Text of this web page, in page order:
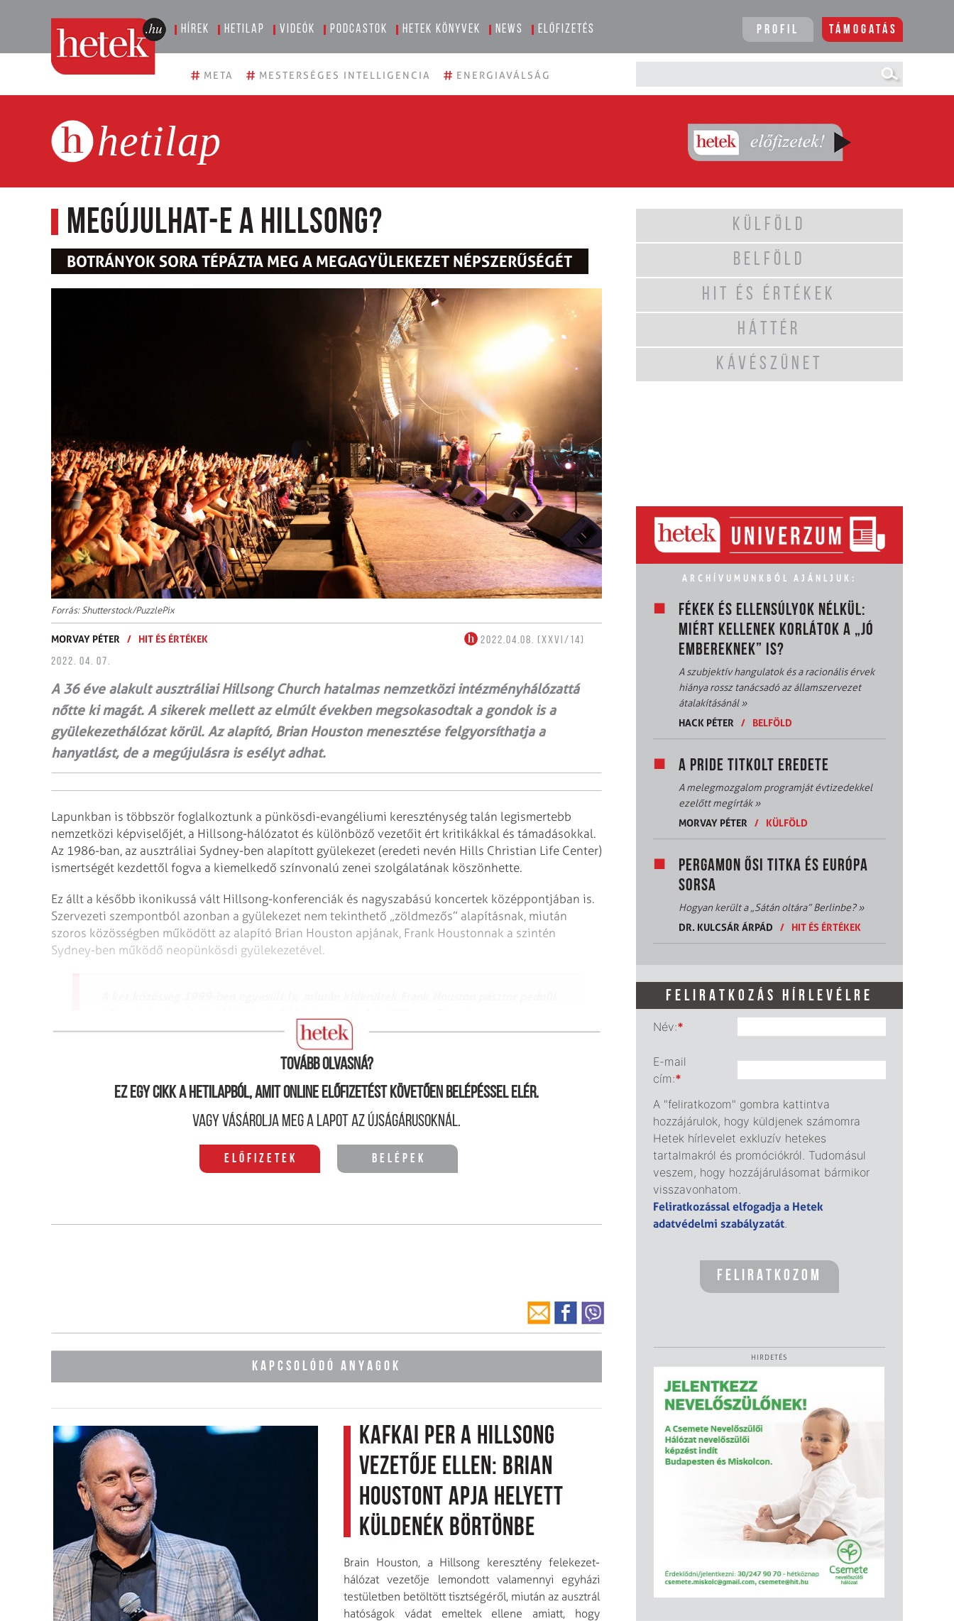
Hírek Hetilap Videók Podcastok Hetek könyvek News Előfizetés Profil Támogatás
# META # MESTERSÉGES INTELLIGENCIA # ENERGIAVÁLSÁG
hetilap
Megújulhat-e a Hillsong?
BOTRÁNYOK SORA TÉPÁZTA MEG A MEGAGYÜLEKEZET NÉPSZERŰSÉGÉT
Forrás: Shutterstock/PuzzlePix
MORVAY PÉTER / HIT ÉS ÉRTÉKEK
2022.04.08. (XXVI/14)
2022. 04. 07.
A 36 éve alakult ausztráliai Hillsong Church hatalmas nemzetközi intézményhálózattá
nőtte ki magát. A sikerek mellett az elmúlt években megsokasodtak a gondok is a
gyülekezethálózat körül. Az alapító, Brian Houston menesztése felgyorsíthatja a
hanyatlást, de a megújulásra is esélyt adhat.
Lapunkban is többször foglalkoztunk a pünkösdi-evangéliumi kereszténység talán legismertebb
nemzetközi képviselőjét, a Hillsong-hálózatot és különböző vezetőit ért kritikákkal és támadásokkal.
Az 1986-ban, az ausztráliai Sydney-ben alapított gyülekezet (eredeti nevén Hills Christian Life Center)
ismertségét kezdettől fogva a kiemelkedő színvonalú zenei szolgálatának köszönhette.
Ez állt a később ikonikussá vált Hillsong-konferenciák és nagyszabású koncertek középpontjában is.
Szervezeti szempontból azonban a gyülekezet nem tekinthető „zöldmezős” alapításnak, miután
szoros közösségben működött az alapító Brian Houston apjának, Frank Houstonnak a szintén
Sydney-ben működő neopünkösdi gyülekezetével.
Tovább olvasná?
Ez egy cikk a hetilapból, amit online előfizetést követően belépéssel elér.
Vagy vásárolja meg a lapot az újságárusoknál.
Előfizetek Belépek
KAPCSOLÓDÓ ANYAGOK
Kafkai per a Hillsong
vezetője ellen: Brian
Houstont apja helyett
küldenék börtönbe
Brain Houston, a Hillsong keresztény felekezet-
hálózat vezetője lemondott valamennyi egyházi
testületben betöltött tisztségéről, miután az ausztrál
hatóságok vádat emeltek ellene amiatt, hogy
KÜLFÖLD
BELFÖLD
HIT ÉS ÉRTÉKEK
HÁTTÉR
KÁVÉSZÜNET
ARCHÍVUMUNKBÓL AJÁNLJUK:
FÉKEK ÉS ELLENSÚLYOK NÉLKÜL:
MIÉRT KELLENEK KORLÁTOK A „JÓ
EMBEREKNEK” IS?
A szubjektív hangulatok és a racionális érvek
hiánya rossz tanácsadó az államszervezet
átalakításánál»
HACK PÉTER
/ BELFÖLD
A PRIDE TITKOLT EREDETE
A melegmozgalom programját évtizedekkel
ezelőtt megírták»
MORVAY PÉTER
/ KÜLFÖLD
PERGAMON ŐSI TITKA ÉS EURÓPA
SORSA
Hogyan került a „Sátán oltára” Berlinbe?»
DR. KULCSÁR ÁRPÁD
/ HIT ÉS ÉRTÉKEK
FELIRATKOZÁS HÍRLEVÉLRE
Név:*
E-mail
cím:*
A "feliratkozom" gombra kattintva
hozzájárulok, hogy küldjenek számomra
Hetek hírlevelet exkluzív hetekes
tartalmakról és promóciókról. Tudomásul
veszem, hogy hozzájárulásomat bármikor
visszavonhatom.
Feliratkozással elfogadja a Hetek
adatvédelmi szabályzatát.
HIRDETÉS